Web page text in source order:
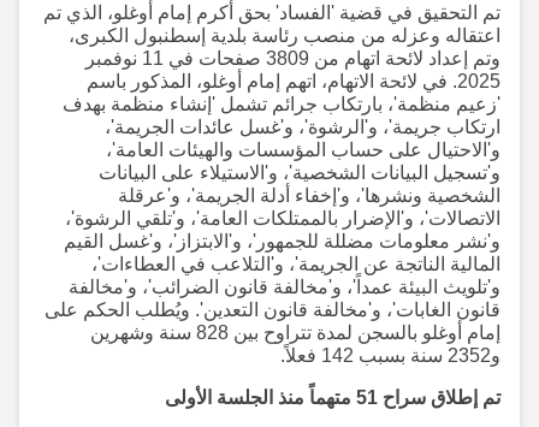
تم التحقيق في قضية 'الفساد' بحق أكرم إمام أوغلو، الذي تم
اعتقاله وعزله من منصب رئاسة بلدية إسطنبول الكبرى،
وتم إعداد لائحة اتهام من 3809 صفحات في 11 نوفمبر
2025. في لائحة الاتهام، اتهم إمام أوغلو، المذكور باسم
'زعيم منظمة'، بارتكاب جرائم تشمل 'إنشاء منظمة بهدف
ارتكاب جريمة'، و'الرشوة'، و'غسل عائدات الجريمة'،
و'الاحتيال على حساب المؤسسات والهيئات العامة'،
و'تسجيل البيانات الشخصية'، و'الاستيلاء على البيانات
الشخصية ونشرها'، و'إخفاء أدلة الجريمة'، و'عرقلة
الاتصالات'، و'الإضرار بالممتلكات العامة'، و'تلقي الرشوة'،
و'نشر معلومات مضللة للجمهور'، و'الابتزاز'، و'غسل القيم
المالية الناتجة عن الجريمة'، و'التلاعب في العطاءات'،
و'تلويث البيئة عمداً'، و'مخالفة قانون الضرائب'، و'مخالفة
قانون الغابات'، و'مخالفة قانون التعدين'. ويُطلب الحكم على
إمام أوغلو بالسجن لمدة تتراوح بين 828 سنة وشهرين
تم إطلاق سراح 51 متهماً منذ الجلسة الأولى